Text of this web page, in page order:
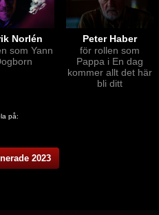
Norlén
som Yann
Peter Haber
för rollen som
Pappa i En dag
kommer allt det här
bli ditt
på:
2023